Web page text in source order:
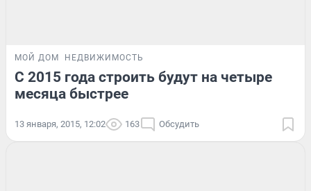
МОЙ ДОМ НЕДВИЖИМОСТЬ
С 2015 года строить будут на четыре
месяца быстрее
13 января, 2015, 12:02 163 Обсудить